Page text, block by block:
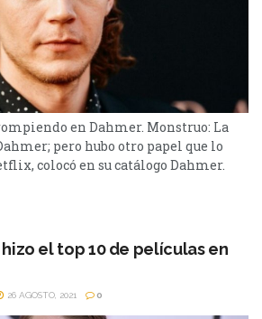
en Dahmer. Monstruo: La
pero hubo otro papel que lo
colocó en su catálogo Dahmer.
de Jeffrey Dahmer. La producción
cuenta con 10 episodios y es
lo dejó bastante...
el top 10 de películas en
26 AGOSTO, 2021 0